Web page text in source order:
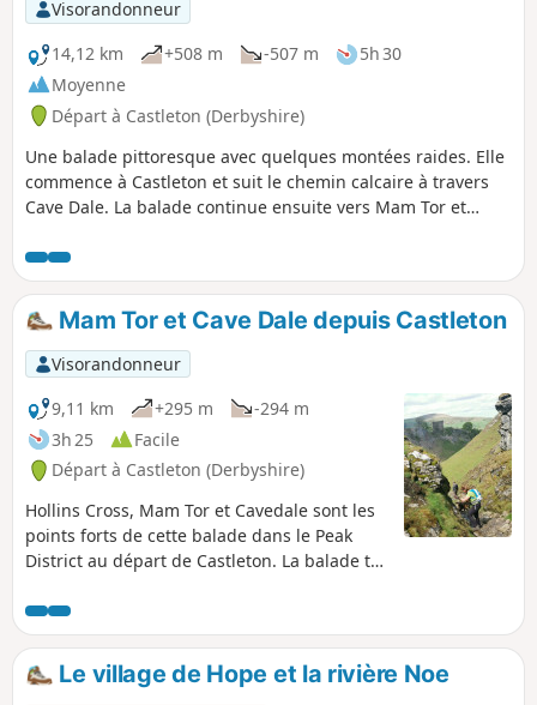
Visorandonneur
14,12 km
+508 m -507 m
5h 30
Moyenne
Départ à Castleton (Derbyshire)
Une balade pittoresque avec quelques montées raides. Elle
commence à Castleton et suit le chemin calcaire à travers
Cave Dale. La balade continue ensuite vers Mam Tor et
vers Blue John Cavern avant de descendre par Winnat's
Pass, puis à travers champs pour revenir à Castleton.
Quelques montées raides, notamment à Mam Tor et Back
Tor, ainsi que des terrains/descentes escarpés et rocheux.
Mam Tor et Cave Dale depuis Castleton
Visorandonneur
9,11 km
+295 m
-294 m
3h 25
Facile
Départ à Castleton (Derbyshire)
Hollins Cross, Mam Tor et Cavedale sont les
points forts de cette balade dans le Peak
District au départ de Castleton. La balade te
du White Peak et suit généralement des
sentiers bien balisés.
Le village de Hope et la rivière Noe